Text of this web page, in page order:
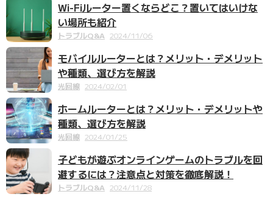
Wi-Fiルーター置くならどこ？置いてはいけな
い場所も紹介
トラブルQ&A 2024/11/06
モバイルルーターとは？メリット・デメリット
や種類、選び方を解説
光回線 2024/02/01
ホームルーターとは？メリット・デメリットや
種類、選び方を解説
光回線 2024/01/25
子どもが遊ぶオンラインゲームのトラブルを回
避するには？注意点と対策を徹底解説！
トラブルQ&A 2024/11/28